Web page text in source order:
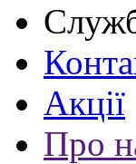
Акції
Про